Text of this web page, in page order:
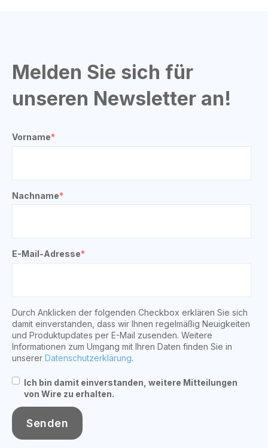
Melden Sie sich für
unseren Newsletter an!
Vorname*
Nachname*
E-Mail-Adresse*
Durch Anklicken der folgenden Checkbox erklären Sie sich
damit einverstanden, dass wir Ihnen regelmäßig Neuigkeiten
und Produktupdates per E-Mail zusenden. Weitere
Informationen zum Umgang mit Ihren Daten finden Sie in
unserer Datenschutzerklärung.
Ich bin damit einverstanden, weitere Mitteilungen
von Wire zu erhalten.